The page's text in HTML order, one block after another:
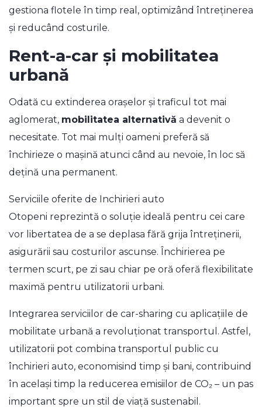
gestiona flotele în timp real, optimizând întreținerea
și reducând costurile.
Rent-a-car și mobilitatea
urbană
Odată cu extinderea orașelor și traficul tot mai
aglomerat, mobilitatea alternativă a devenit o
necesitate. Tot mai mulți oameni preferă să
închirieze o mașină atunci când au nevoie, în loc să
dețină una permanent.
Serviciile oferite de Inchirieri auto
Otopeni reprezintă o soluție ideală pentru cei care
vor libertatea de a se deplasa fără grija întreținerii,
asigurării sau costurilor ascunse. Închirierea pe
termen scurt, pe zi sau chiar pe oră oferă flexibilitate
maximă pentru utilizatorii urbani.
Integrarea serviciilor de car-sharing cu aplicațiile de
mobilitate urbană a revoluționat transportul. Astfel,
utilizatorii pot combina transportul public cu
închirieri auto, economisind timp și bani, contribuind
în același timp la reducerea emisiilor de CO₂ – un pas
important spre un stil de viață sustenabil.